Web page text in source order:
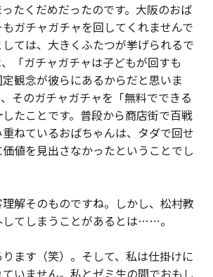
たくだめだったのです。大阪のおば
ガチャガチャを回してくれませんで
ては、大きくふたつが挙げられるで
「ガチャガチャは子どもが回すも
観念が彼らにあるからだと思いま
そのガチャガチャを「無料でできる
たことです。普段から商店街で百戦
ねているおばちゃんは、タダで回せ
値を見出さなかったということでし
解そのものですね。しかし、松村教
てしまうことがあるとは……。
ます（笑）。そして、私は仕掛けに